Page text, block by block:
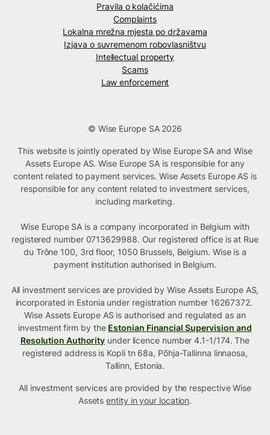
Pravila o kolačićima
Complaints
Lokalna mrežna mjesta po državama
Izjava o suvremenom robovlasništvu
Intellectual property
Scams
Law enforcement
© Wise Europe SA 2026
This website is jointly operated by Wise Europe SA and Wise
Assets Europe AS. Wise Europe SA is responsible for any
content related to payment services. Wise Assets Europe AS is
responsible for any content related to investment services,
including marketing.
Wise Europe SA is a company incorporated in Belgium with
registered number 0713629988. Our registered office is at Rue
du Trône 100, 3rd floor, 1050 Brussels, Belgium. Wise is a
payment institution authorised in Belgium.
All investment services are provided by Wise Assets Europe AS,
incorporated in Estonia under registration number 16267372.
Wise Assets Europe AS is authorised and regulated as an
investment firm by the Estonian Financial Supervision and
Resolution Authority under licence number 4.1-1/174. The
registered address is Kopli tn 68a, Põhja-Tallinna linnaosa,
Tallinn, Estonia.
All investment services are provided by the respective Wise
Assetsentity in your location.